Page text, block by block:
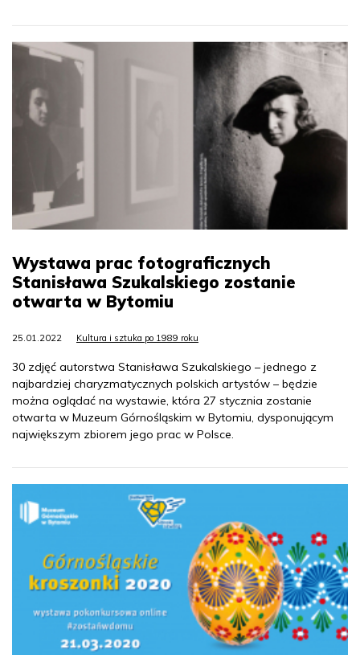
Wystawa prac fotograficznych
Stanisława Szukalskiego zostanie
otwarta w Bytomiu
25.01.2022 Kultura i sztuka po 1989 roku
30 zdjęć autorstwa Stanisława Szukalskiego – jednego z
najbardziej charyzmatycznych polskich artystów – będzie
można oglądać na wystawie, która 27 stycznia zostanie
otwarta w Muzeum Górnośląskim w Bytomiu, dysponującym
największym zbiorem jego prac w Polsce.